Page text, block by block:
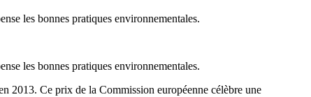
les bonnes pratiques environnementales.
les bonnes pratiques environnementales.
2013. Ce prix de la Commission européenne célèbre une